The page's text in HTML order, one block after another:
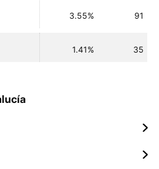
3.55% 91
1.41% 35